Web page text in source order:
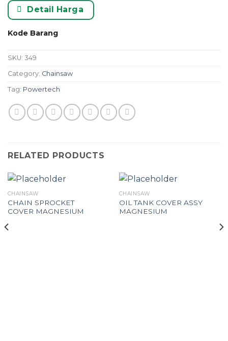
Detail Harga
Kode Barang
SKU: 349
Category: Chainsaw
Tag: Powertech
RELATED PRODUCTS
CHAINSAW
CHAIN SPROCKET
COVER MAGNESIUM
CHAINSAW
OIL TANK COVER ASSY
MAGNESIUM